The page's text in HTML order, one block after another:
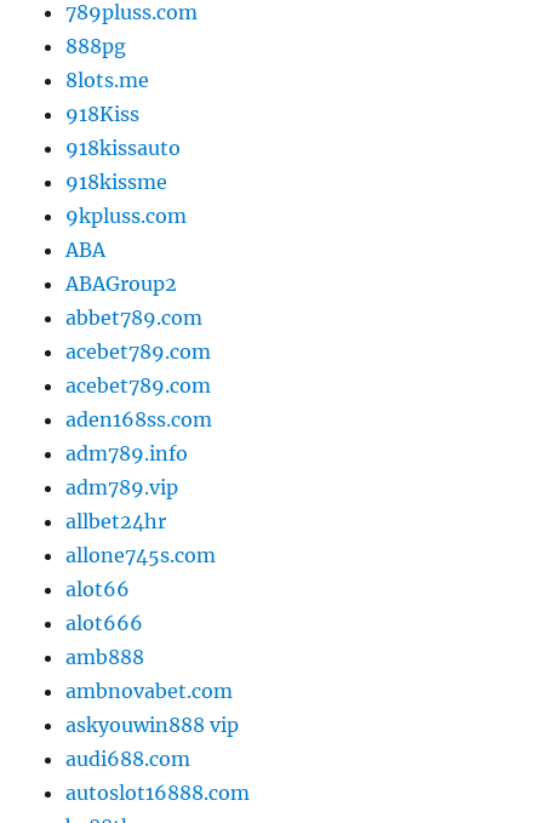
789pluss.com
888pg
8lots.me
918Kiss
918kissauto
918kissme
9kpluss.com
ABA
ABAGroup2
abbet789.com
acebet789.com
acebet789.com
aden168ss.com
adm789.info
adm789.vip
allbet24hr
allone745s.com
alot66
alot666
amb888
ambnovabet.com
askyouwin888 vip
audi688.com
autoslot16888.com